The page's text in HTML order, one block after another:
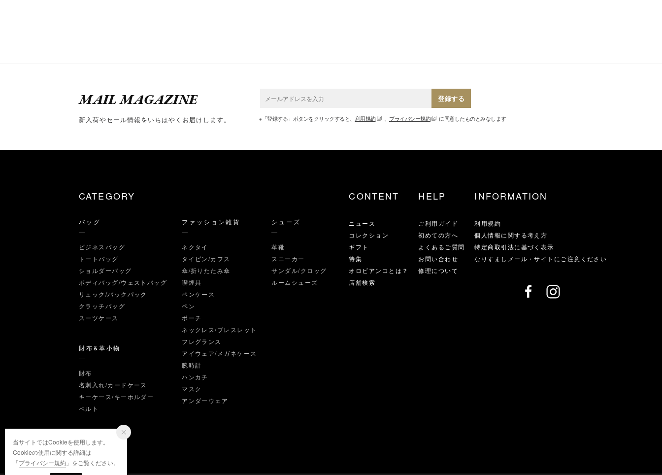
MAIL MAGAZINE
新入荷やセール情報をいちはやくお届けします。
登録する
※「登録する」ボタンをクリックすると、 利用規約 、 プライバシー規約 に同意したものとみなします
CATEGORY
バッグ
ビジネスバッグ
トートバッグ
ショルダーバッグ
ボディバッグ/ウェストバッグ
リュック/バックパック
クラッチバッグ
スーツケース
財布&革小物
財布
名刺入れ/カードケース
キーケース/キーホルダー
ベルト
ファッション雑貨
ネクタイ
タイピン/カフス
傘/折りたたみ傘
喫煙具
ペンケース
ペン
ポーチ
ネックレス/ブレスレット
フレグランス
アイウェア/メガネケース
腕時計
ハンカチ
マスク
アンダーウェア
シューズ
革靴
スニーカー
サンダル/クロッグ
ルームシューズ
CONTENT
ニュース
コレクション
ギフト
特集
オロビアンコとは？
店舗検索
HELP
ご利用ガイド
初めての方へ
よくあるご質問
お問い合わせ
修理について
INFORMATION
利用規約
個人情報に関する考え方
特定商取引法に基づく表示
なりすましメール・サイトにご注意ください
当サイトではCookieを使用します。
Cookieの使用に関する詳細は
「プライバシー規約 」をご覧ください。